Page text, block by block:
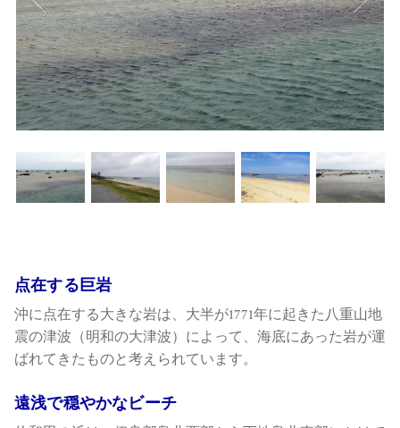
点在する巨岩
沖に点在する大きな岩は、大半が1771年に起きた八重山地
震の津波（明和の大津波）によって、海底にあった岩が運
ばれてきたものと考えられています。
遠浅で穏やかなビーチ